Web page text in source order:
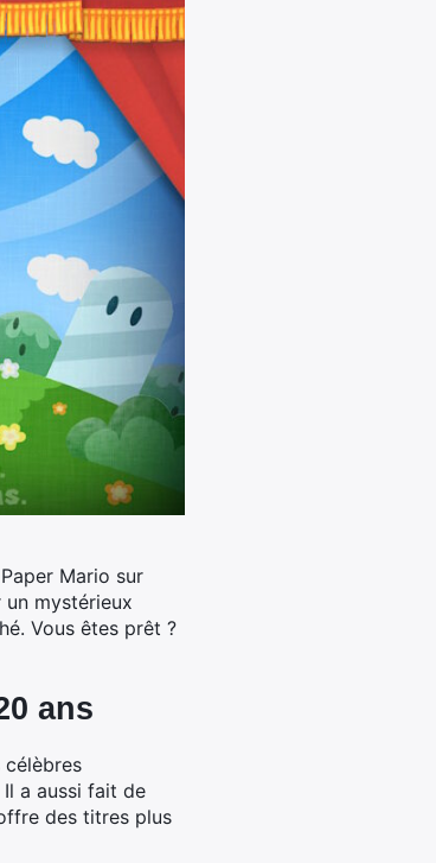
Mario sur
mystérieux
Vous êtes prêt ?
ans
a aussi fait de
des titres plus